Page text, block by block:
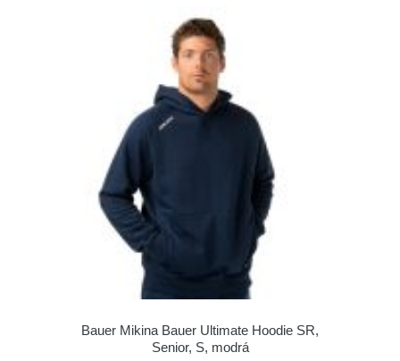
Bauer Mikina Bauer Ultimate Hoodie SR,
Senior, S, modrá